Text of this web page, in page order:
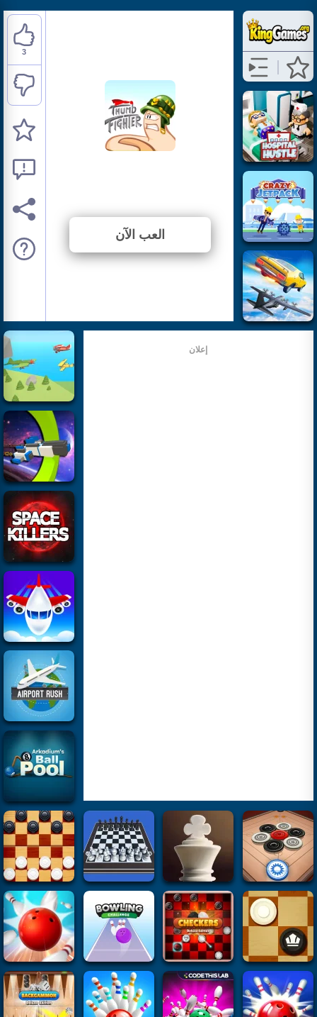
العب الآن
3
إعلان